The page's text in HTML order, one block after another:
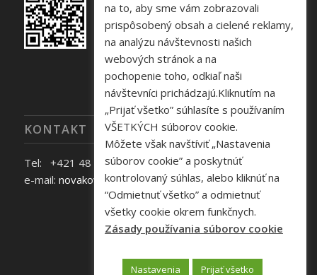
KONTAKT
Tel: +421 48 645 40 35
e-mail: novakova@zelpo.sk
na to, aby sme vám zobrazovali
prispôsobený obsah a cielené reklamy,
na analýzu návštevnosti našich
webových stránok a na
pochopenie toho, odkiaľ naši
návštevníci prichádzajú.Kliknutím na
„Prijať všetko” súhlasíte s používaním
VŠETKÝCH súborov cookie.
Môžete však navštíviť „Nastavenia
súborov cookie” a poskytnúť
kontrolovaný súhlas, alebo kliknúť na
“Odmietnuť všetko” a odmietnuť
všetky cookie okrem funkčnych.
Zásady používania súborov cookie
Nastavenia Prijať všetko